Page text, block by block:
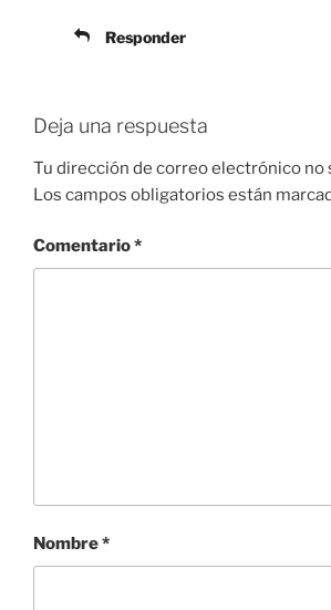
Responder
Deja una respuesta
Tu dirección de correo electrónico no
Los campos obligatorios están
Comentario*
Nombre*